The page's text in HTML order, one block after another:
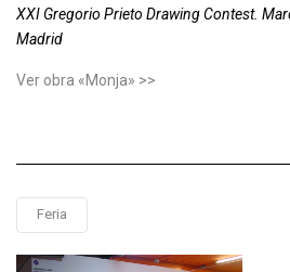
XXI Gregorio Prieto Drawing Contest.
Madrid
Ver obra «Monja» >>
Feria